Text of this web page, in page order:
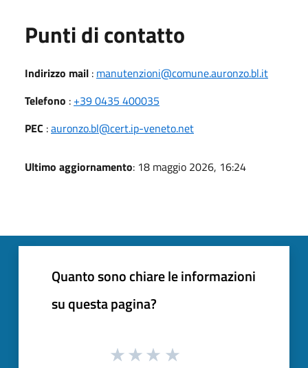
Punti di contatto
Indirizzo mail : manutenzioni@comune.auronzo.bl.it
Telefono : +39 0435 400035
PEC :auronzo.bl@cert.ip-veneto.net
Ultimo aggiornamento: 18 maggio 2026, 16:24
Quanto sono chiare le informazioni
su questa pagina?